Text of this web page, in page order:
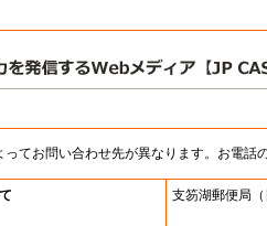
てお問い合わせ先が異なります。お電話
支笏湖郵便局